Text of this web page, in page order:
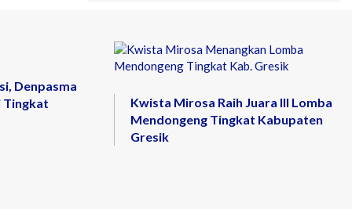
Denpasma
Tingkat
Kwista Mirosa Raih Juara III Lomba
Mendongeng Tingkat Kabupaten
Gresik